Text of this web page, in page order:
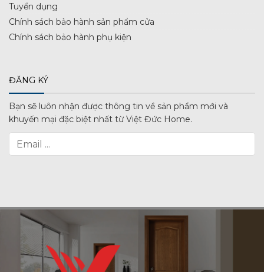
Tuyển dụng
Chính sách bảo hành sản phẩm cửa
Chính sách bảo hành phụ kiện
ĐĂNG KÝ
Bạn sẽ luôn nhận được thông tin về sản phẩm mới và
khuyến mại đặc biệt nhất từ Việt Đức Home.